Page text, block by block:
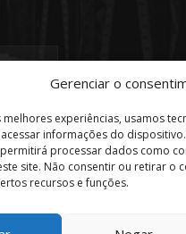
Gerenciar o
melhores experiências, usamos
informações do
processar dados como
site. Não consentir ou retirar o
recursos e funções.